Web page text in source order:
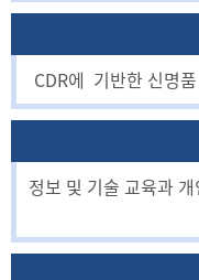
CDR에 기반한 신명
정보 및 기술 교육과